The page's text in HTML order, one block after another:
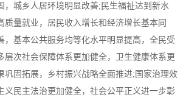
，城乡人居环境明显改善;民生福祉达到新水
质量就业，居民收入增长和经济增长基本同
，基本公共服务均等化水平明显提高，全民受
层次社会保障体系更加健全，卫生健康体系更
巩固拓展，乡村振兴战略全面推进;国家治理效
义民主法治更加健全，社会公平正义进一步彰